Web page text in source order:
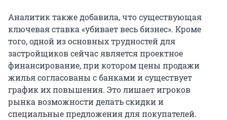
Аналитик также добавила, что существующая
ключевая ставка «убивает весь бизнес». Кроме
того, одной из основных трудностей для
застройщиков сейчас является проектное
финансирование, при котором цены продажи
жилья согласованы с банками и существует
график их повышения. Это лишает игроков
рынка возможности делать скидки и
специальные предложения для покупателей.